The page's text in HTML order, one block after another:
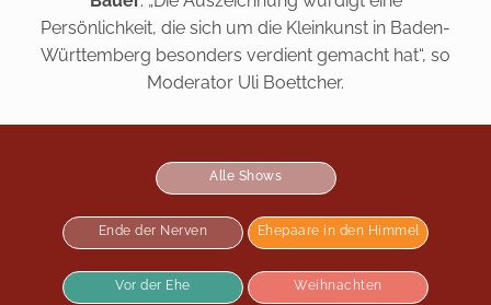
Persönlichkeit, die sich um die Kleinkunst in Baden-
Württemberg besonders verdient gemacht hat“, so
Moderator Uli Boettcher.
Alle Shows
Ende der Nerven Ehepaare in den Himmel
Vor der Ehe Weihnachten